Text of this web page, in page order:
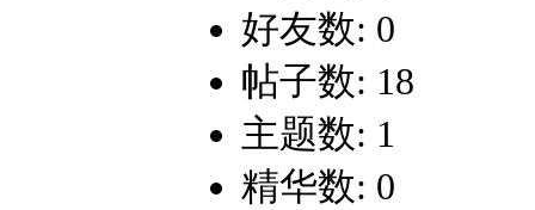
好友数: 0
帖子数: 18
主题数: 1
精华数: 0